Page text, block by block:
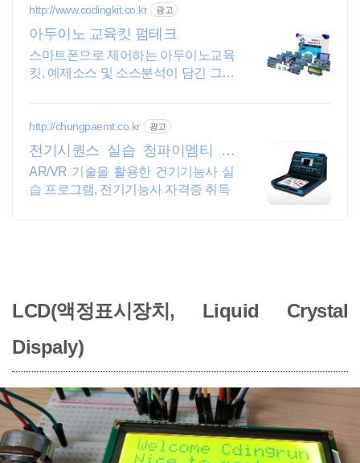
http://www.codingkit.co.kr 광고
아두이노 교육킷 펌테크
스마트폰으로 제어하는 아두이노교육
킷, 예제소스 및 소스분석이 담긴 그림
http://chungpaemt.co.kr 광고
전기시퀀스 실습 청파이엠티 교
육장비 잘 만드는 업체
AR/VR 기술을 활용한 건기기능사 실
습 프로그램, 전기기능사 자격증 취득
LCD(액정표시장치, Liquid Crystal
Dispaly)